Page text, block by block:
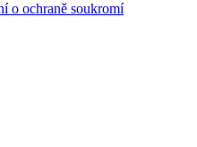
o ochraně soukromí